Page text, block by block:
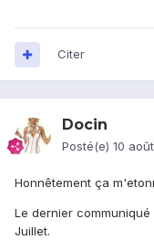
Citer
Docin
Posté(e) 10
Honnêtement ça
Le dernier
Juillet.